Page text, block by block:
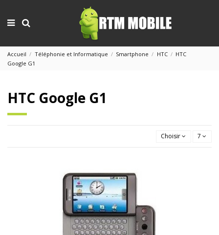
Accueil Téléphonie et Informatique Smartphone HTC
HTC
Google G1
HTC Google G1
Choisir 7